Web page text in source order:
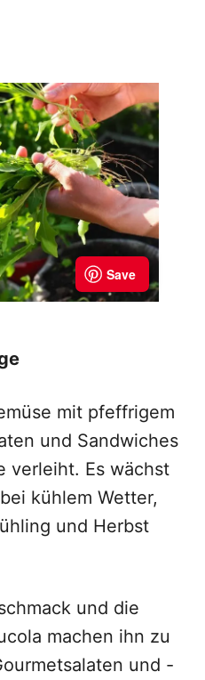
mit pfeffrigem
und Sandwiches
verleiht. Es wächst
kühlem Wetter,
und Herbst
und die
machen ihn zu
und -